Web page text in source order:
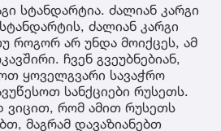
სტანდარტია. ძალიან კარგი
ძალიან კარგი
როგორ არ უნდა მოიქცეს, ამ
ჩვენ გვეუბნებიან,
ყოველგვარი სავაჭრო
სანქციები რუსეთს.
ვიცით, რომ ამით რუსეთს
მაგრამ დავაზიანებთ